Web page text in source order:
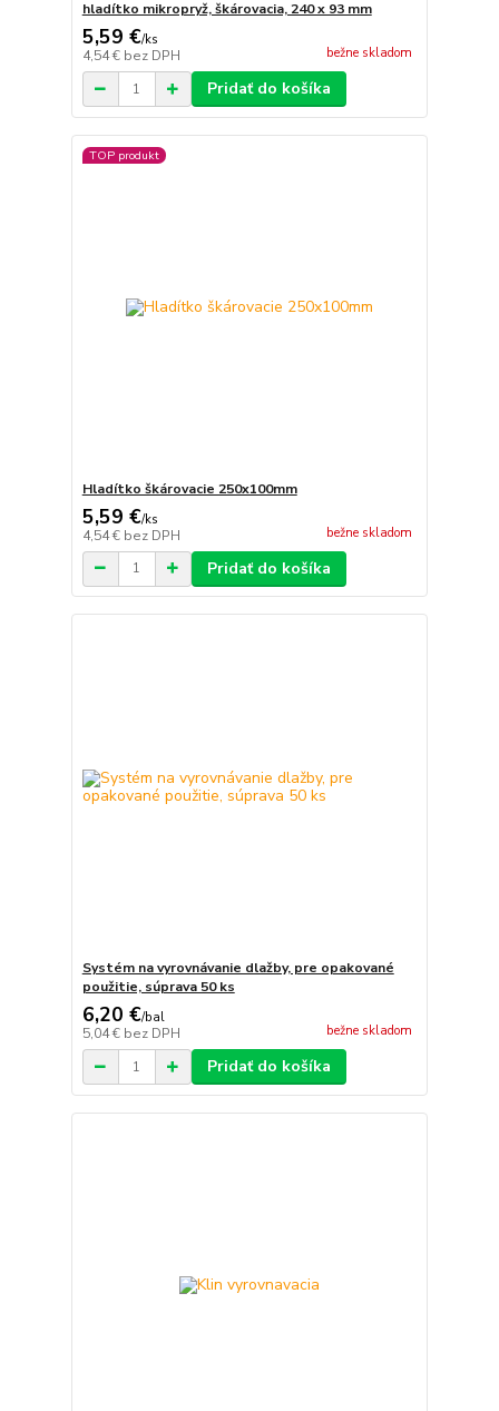
hladítko mikropryž, škárovacia, 240 x 93 mm
5,59 €/ks
4,54 € bez DPH bežne skladom
Pridať do košíka
TOP produkt
Hladítko škárovacie 250x100mm
5,59 €/ks
4,54 € bez DPH bežne skladom
Pridať do košíka
Systém na vyrovnávanie dlažby, pre opakované
použitie, súprava 50 ks
6,20 €/bal
5,04 € bez DPH bežne skladom
Pridať do košíka